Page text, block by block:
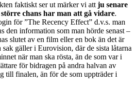
faktiskt ser ut märker vi att ju senare
chans har man att gå vidare.
för ”The Recency Effect” d.v.s. man
den information som man hörde senast –
slutet av en film eller en bok än det är
sak gäller i Eurovision, där de sista låtarna
när man ska rösta, än de som var i
för bidragen på andra halvan av
till finalen, än för de som uppträder i